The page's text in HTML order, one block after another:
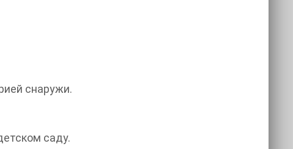
снаружи.
саду.